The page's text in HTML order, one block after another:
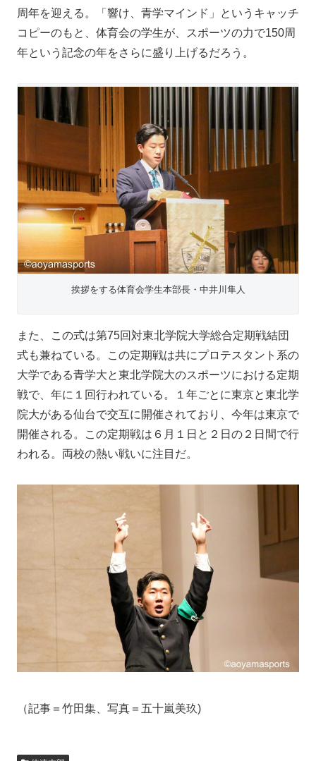
周年を迎える。「響け、青学マインド」というキャッチ
コピーのもと、体育会の学生が、スポーツの力で150周
年という記念の年をさらに盛り上げるだろう。
挨拶をする体育会学生本部長・中井川隼人
また、この式は第75回対東北学院大学総合定期戦結団
式も兼ねている。この定期戦は共にプロテスタント系の
大学である青学大と東北学院大のスポーツにおける定期
戦で、年に１回行われている。１年ごとに東京と東北学
院大がある仙台で交互に開催されており、今年は東京で
開催される。この定期戦は６月１日と２日の２日間で行
われる。両校の熱い戦いに注目だ。
（記事＝竹田集、写真＝五十嵐美玖)